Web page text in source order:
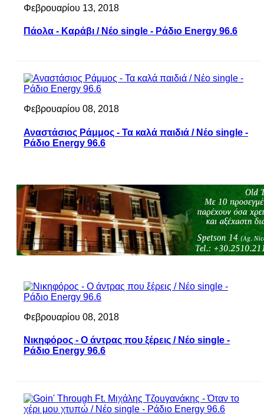
Φεβρουαρίου 13, 2018
Πάολα - Καράβι / Νέο single - Ράδιο Energy 96.6
Φεβρουαρίου 08, 2018
Αναστάσιος Ράμμος - Τα καλά παιδιά / Νέο single -
Ράδιο Energy 96.6
Φεβρουαρίου 08, 2018
Νικηφόρος - Ο άντρας που ξέρεις / Νέο single -
Ράδιο Energy 96.6